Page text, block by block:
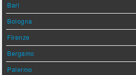
Bari
Bologna
Firenze
Bergamo
Palermo